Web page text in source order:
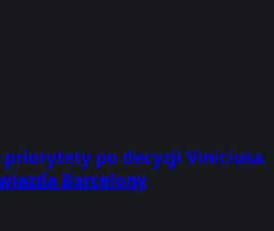
priorytety po decyzji Viniciusa.
Barcelony